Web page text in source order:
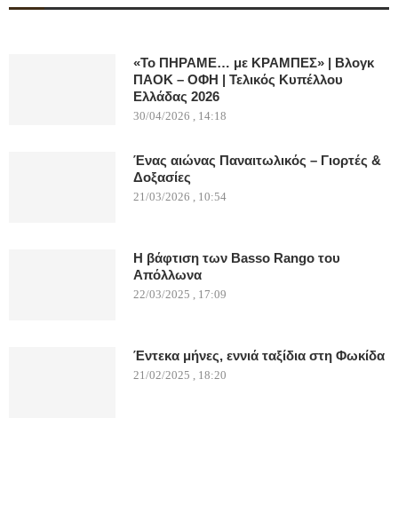
«Το ΠΗΡΑΜΕ… με ΚΡΑΜΠΕΣ» | Βλογκ
ΠΑΟΚ – ΟΦΗ | Τελικός Κυπέλλου
Ελλάδας 2026
30/04/2026 , 14:18
Ένας αιώνας Παναιτωλικός – Γιορτές &
Δοξασίες
21/03/2026 , 10:54
Η βάφτιση των Basso Rango του
Απόλλωνα
22/03/2025 , 17:09
Έντεκα μήνες, εννιά ταξίδια στη Φωκίδα
21/02/2025 , 18:20